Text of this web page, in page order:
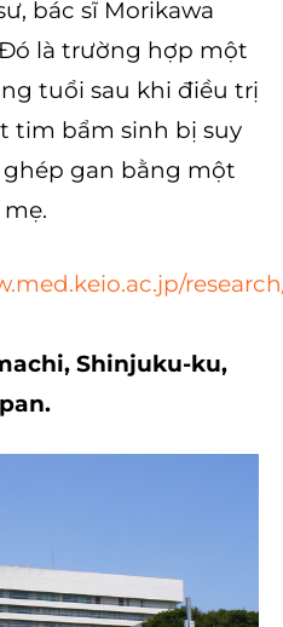
bác sĩ Morikawa
là trường hợp một
tuổi sau khi điều trị
tim bẩm sinh bị suy
gan bằng một
Shinjuku-ku,